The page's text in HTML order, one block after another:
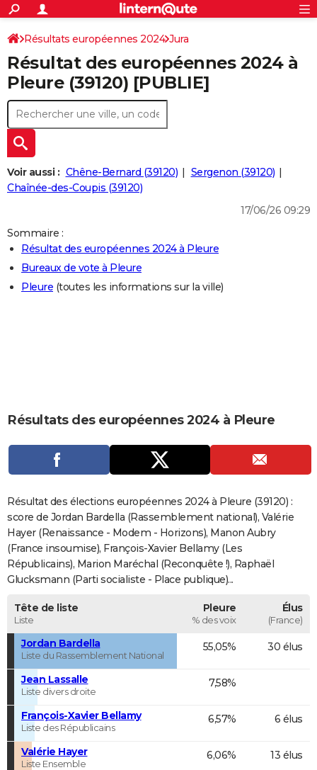
ACTUALITÉS
Politique
Société
Faits Divers
Education
Monde
Villes
+
SPORT
Coupe du monde 2026
Football
Tennis
Cyclisme
Rugby
Forum
CULTURE
Programme TV
TNT
Streaming
Cinéma
Sorties cinéma
Musique
+
FINANCE
Retraite
Impôts
Epargne
Immobilier
Risques naturels par ville
Banque
Assurance
Crédit
AUTO
Essais
Réserver un essai
Citadines
Berlines
SUV
Forum auto
+
HIGH-TECH
Mobiles
Meilleur smartphone
Internet
Ordinateurs
Jeux vidéo
Guide high-tech
+
BRICOLAGE
Guides de France
Escapades
Patrimoine
Expositions
Musées
Week-end nature
LIFESTYLE
Art de vivre
Bien-être
Loisirs
Mode
Modes de vie
CARTE DE VOEUX
Carte de Noël
Carte Bonne année
Carte Saint-Valentin
Carte Pâques
Carte d'anniversaire
DICTIONNAIRE
Dictionnaire
Biographies
Citations
Expressions
Proverbes
PROGRAMME TV
COPAINS D'AVANT
S'inscrire
Se connecter
Lycées
Collèges
Primaires
Universités
Entreprises
Service militaire
Avis de recherche
AVIS DE DÉCÈS
FORUM
S'inscrire
Connexion
Résultats européennes 2024 Jura
Résultat des européennes 2024 à
Pleure (39120) [PUBLIE]
Voir aussi : Chêne-Bernard (39120)
Sergenon (39120)
Chaînée-des-Coupis (39120)
17/06/26 09:29
Sommaire :
Résultat des européennes 2024 à Pleure
Bureaux de vote à Pleure
Pleure (toutes les informations sur la ville)
Résultats des européennes 2024 à Pleure
Résultat des élections européennes 2024 à Pleure (39120) :
score de Jordan Bardella (Rassemblement national), Valérie
Hayer (Renaissance - Modem - Horizons), Manon Aubry
(France insoumise), François-Xavier Bellamy (Les
Républicains), Marion Maréchal (Reconquête !), Raphaël
Glucksmann (Parti socialiste - Place publique)...
Tête de liste
Liste
Pleure
% des voix
Élus
(France)
Jordan Bardella
Liste du Rassemblement National
55,05% 30 élus
Jean Lassalle
Liste divers droite
7,58%
François-Xavier Bellamy
Liste des Républicains
6,57% 6 élus
Valérie Hayer
Liste Ensemble
6,06% 13 élus